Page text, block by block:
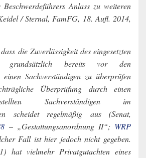
Anlass zu weiteren
/ Sternal, FamFG, 18. Aufl. 2014,
die Zuverlässigkeit des eingesetzten
grundsätzlich bereits vor den
Sachverständigen zu überprüfen
Überprüfung durch einen
Sachverständigen im
scheidet regelmäßig aus (Senat,
– „Gestattungsanordnung II“; WRP
Fall ist hier jedoch nicht gegeben.
hat vielmehr Privatgutachten eines